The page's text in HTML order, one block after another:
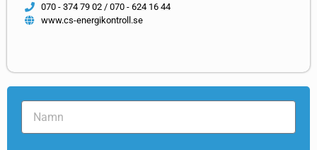
070 - 374 79 02 / 070 - 624 16 44
www.cs-energikontroll.se